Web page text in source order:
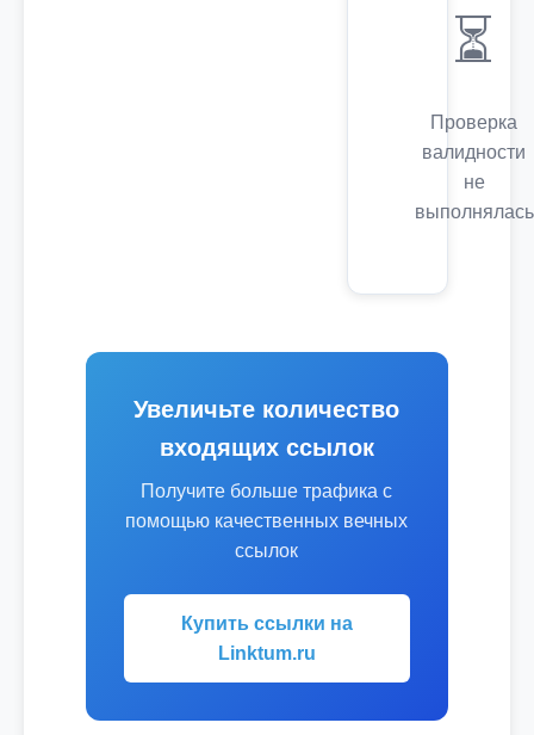
⏳
Проверка
валидности
не
выполнялась
Увеличьте количество
входящих ссылок
Получите больше трафика с
помощью качественных вечных
ссылок
Купить ссылки на
Linktum.ru